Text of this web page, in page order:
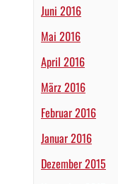
Juni 2016
Mai 2016
April 2016
März 2016
Februar 2016
Januar 2016
Dezember 2015